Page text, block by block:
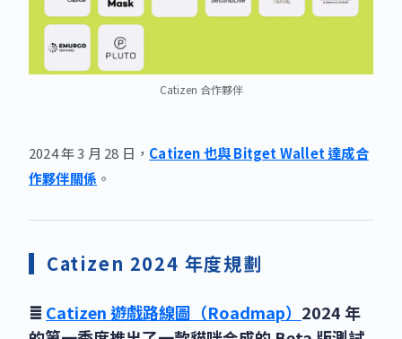
Catizen 合作夥伴
2024 年 3 月 28 日， Catizen 也與 Bitget Wallet 達成合
作夥伴關係 。
Catizen 2024 年度規劃
≣ Catizen 遊戲路線圖（Roadmap） 2024 年